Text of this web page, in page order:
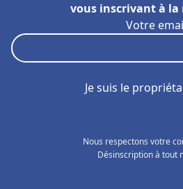
vous inscrivant à
Votre
Je suis le
Nous respectons votre
Désinscription à tout